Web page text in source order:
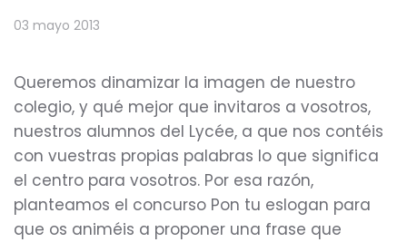
03 mayo 2013
Queremos dinamizar la imagen de nuestro
colegio, y qué mejor que invitaros a vosotros,
nuestros alumnos del Lycée, a que nos contéis
con vuestras propias palabras lo que significa
el centro para vosotros. Por esa razón,
planteamos el concurso Pon tu eslogan para
que os animéis a proponer una frase que